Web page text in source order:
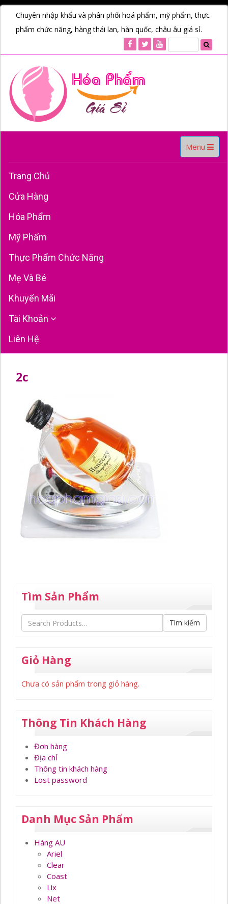
Chuyên nhập khẩu và phân phối hoá phẩm, mỹ phẩm, thực
phẩm chức năng, hàng thái lan, hàn quốc, châu âu giá sỉ.
Toggle
navigation
Menu
Trang Chủ
Cửa Hàng
Hóa Phẩm
Mỹ Phẩm
Thực Phẩm Chức Năng
Mẹ Và Bé
Khuyến Mãi
Tài Khoản
Liên Hệ
2c
Tìm Sản Phẩm
Tìm kiếm
Giỏ Hàng
Chưa có sản phẩm trong giỏ hàng.
Thông Tin Khách Hàng
Đơn hàng
Địa chỉ
Thông tin khách hàng
Lost password
Danh Mục Sản Phẩm
Hàng AU
Ariel
Clear
Coast
Lix
Net